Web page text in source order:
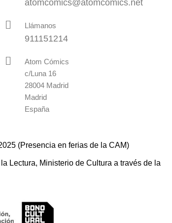
atomcomics@atomcomics.net
Llámanos
911151214
Atom Cómics
c/Luna 16
28004 Madrid
Madrid
España
(Presencia en ferias de la CAM)
Lectura, Ministerio de Cultura a través de la